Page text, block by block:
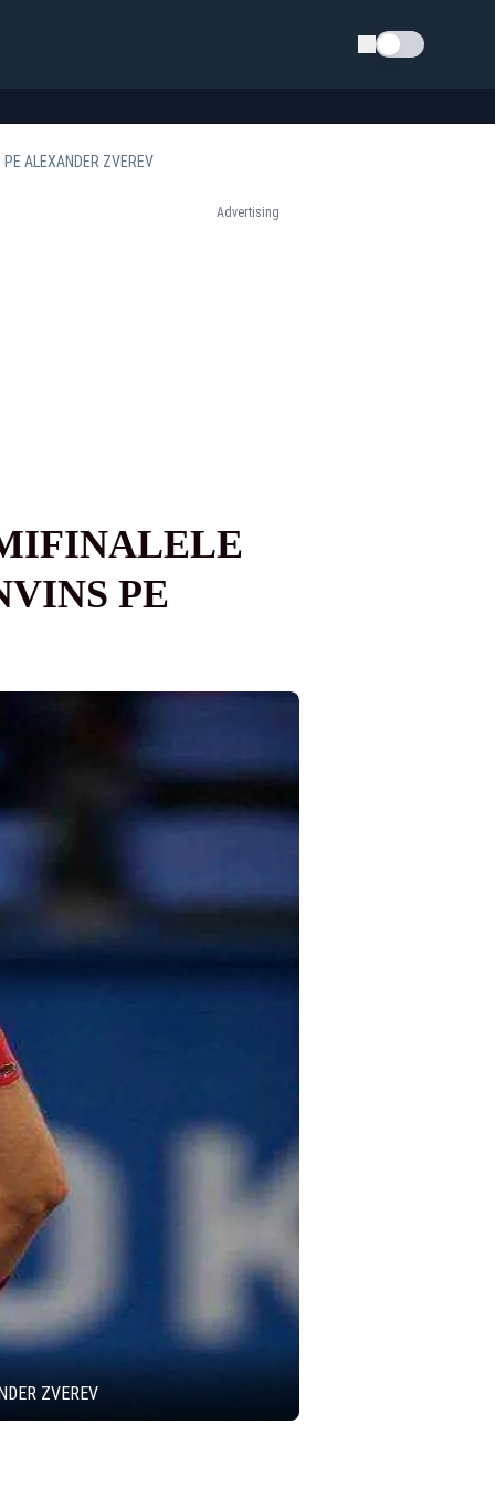
Schimba tema
PE ALEXANDER ZVEREV
Advertising
PE
ZVEREV